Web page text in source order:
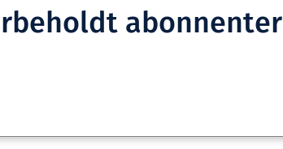
abonnenter